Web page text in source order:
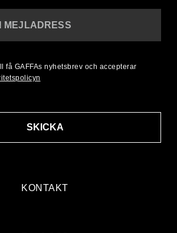
KONTAKT
MEJLADRESS
SKICKA
få GAFFAs nyhetsbrev och accepterar